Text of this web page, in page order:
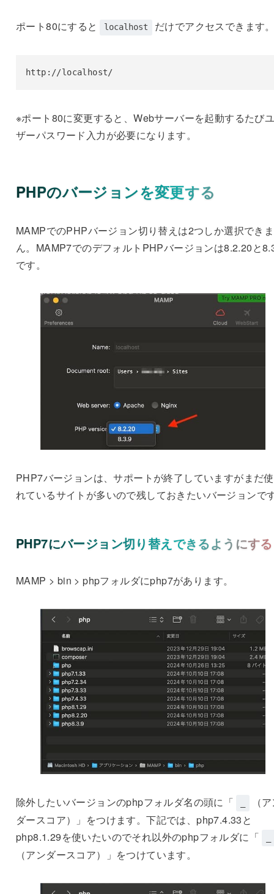
ポート80にすると localhost だけでアクセスできます
http://localhost/
※ポート80に変更すると、Webサーバーを起動するたび
ザーパスワード入力が必要になります。
PHPのバージョンを変更する
MAMPでのPHPバージョン切り替えは2つしか選択でき
ん。MAMP7でのデフォルトPHPバージョンは8.2.20と
です。
PHP7バージョンは、サポートが終了していますがまだ
れているサイトが多いので残しておきたいバージョンで
PHP7にバージョン切り替えできるようにする
MAMP > bin > phpフォルダにphp7があります。
除外したいバージョンのphpフォルダ名の頭に「
（
ダースコア）」をつけます。下記では、php7.4.33と
php8.1.29を使いたいのでそれ以外のphpフォルダに「
（アンダースコア）」をつけています。